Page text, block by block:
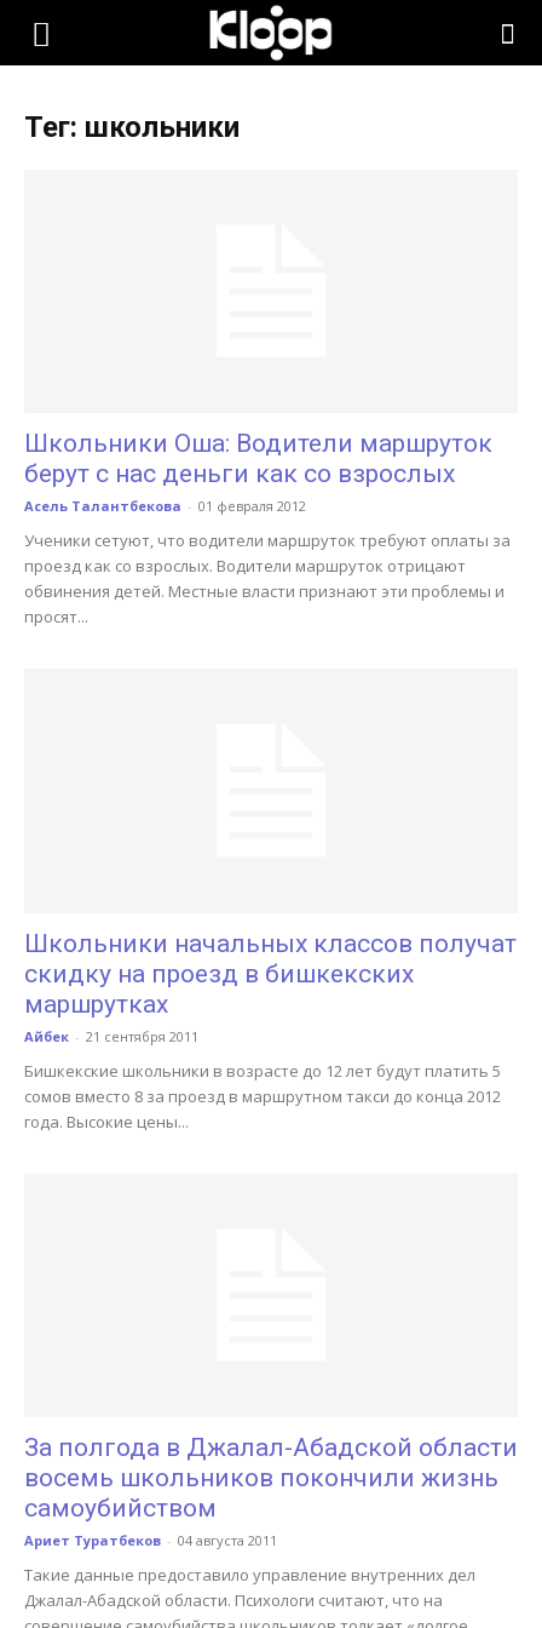
KLOOP.KG
Тег: школьники
Школьники Оша: Водители маршруток
берут с нас деньги как со взрослых
Асель Талантбекова - 01 февраля 2012
Ученики сетуют, что водители маршруток требуют оплаты за
проезд как со взрослых. Водители маршруток отрицают
обвинения детей. Местные власти признают эти проблемы и
просят...
Школьники начальных классов получат
скидку на проезд в бишкекских
маршрутках
Айбек - 21 сентября 2011
Бишкекские школьники в возрасте до 12 лет будут платить 5
сомов вместо 8 за проезд в маршрутном такси до конца 2012
года. Высокие цены...
За полгода в Джалал-Абадской области
восемь школьников покончили жизнь
самоубийством
Ариет Туратбеков - 04 августа 2011
Такие данные предоставило управление внутренних дел
Джалал-Абадской области. Психологи считают, что на